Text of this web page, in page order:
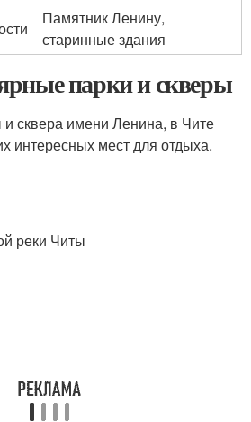
Памятник Ленину,
старинные здания
парки и скверы
сквера имени Ленина, в Чите
интересных мест для отдыха.
реки Читы